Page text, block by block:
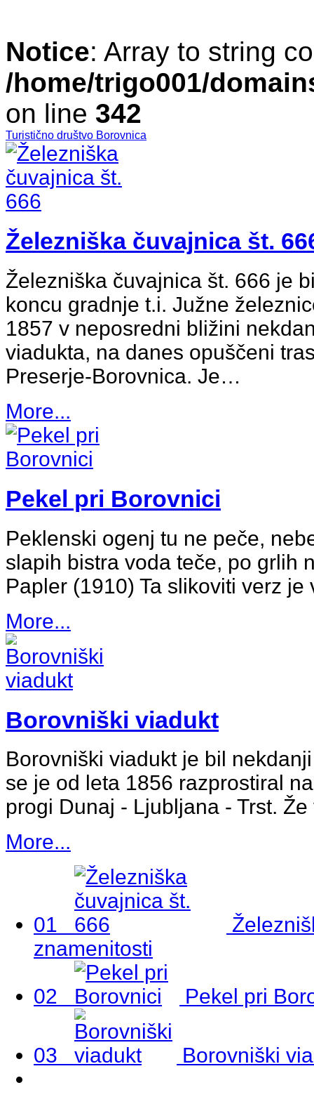
Notice: Array to string
/home/trigo001/
on line 342
Turistično društvo Borovnica
Železniška čuvajnica št.
Železniška čuvajnica št. 666 je
koncu gradnje t.i. Južne
1857 v neposredni bližini
viadukta, na danes opuščeni
Preserje-Borovnica. Je…
More...
Pekel pri Borovnici
Peklenski ogenj tu ne peče,
slapih bistra voda teče, po grlih
Papler (1910) Ta slikoviti verz
More...
Borovniški viadukt
Borovniški viadukt je bil
se je od leta 1856 razprostiral
progi Dunaj - Ljubljana - Trst.
More...
01
znamenitosti
02 Pekel pri
03 Borovniški